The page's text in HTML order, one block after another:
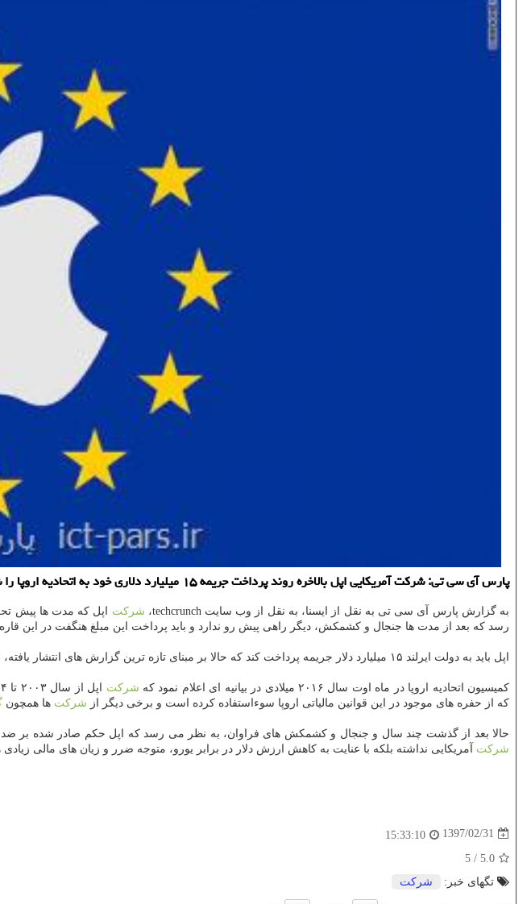
پارس آی سی تی: شركت آمریكایی اپل بالاخره روند پرداخت جریمه ۱۵ میلیارد دلاری خود به اتحادیه اروپا را شروع كرد.
به گزارش پارس آی سی تی به نقل از ایسنا، به نقل از وب سایت techcrunch، شركت
رسد كه بعد از مدت ها جنجال و كشمكش، دیگر راهی پیش رو ندارد و باید پرداخت این مبلغ هنگفت در این
اپل باید به دولت ایرلند ۱۵ میلیارد دلار جریمه پرداخت كند كه حالا بر مبنای تازه ترین گزارش های انتشار یافته، اولین بخش پرداخت این جریمه را با انتقال مبلغ ۱.۷۷ میلیارد دلار كلید زده است.
كمیسیون اتحادیه اروپا در ماه اوت سال ۲۰۱۶ میلادی در بیانیه ای اعلام نمود كه شركت
كه از حفره های موجود در این قوانین مالیاتی اروپا سوءاستفاده كرده است و برخی دیگر از شركت ها همچون
حالا بعد از گذشت چند سال و جنجال و كشمكش های فراوان، به نظر می رسد كه اپل حكم صادر شده بر
شركت آمریكایی نداشته بلكه با عنایت به كاهش ارزش دلار در برابر یورو، متوجه ضرر و زیان های مالی
1397/02/31
15:33:10
5.0
/
5
تگهای خبر:
شركت